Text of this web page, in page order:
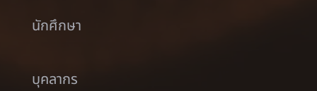
นักศึกษา
บุคลากร